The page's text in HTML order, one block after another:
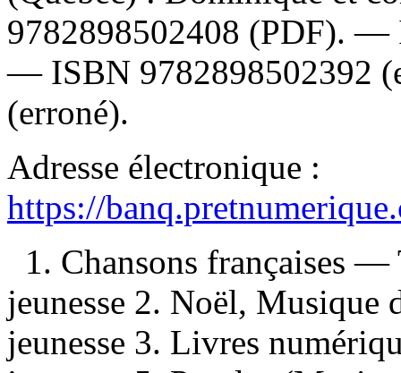
9782898502408 (PDF). —
— ISBN 9782898502392
(erroné).
Adresse électronique :
https://
1. Chansons françaises
jeunesse 2. Noël,
jeunesse 3. Livres